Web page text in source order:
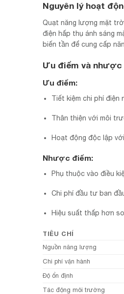
Nguyên lý hoạt
Quạt năng lượng mặt
điện hấp thụ ánh sáng
biến tần để cung cấp
Ưu điểm và nhược
Ưu điểm:
Tiết kiệm chi phí điện
Thân thiện với môi
Hoạt động độc lập
Nhược điểm:
Phụ thuộc vào điều
Chi phí đầu tư ban
Hiệu suất thấp hơn
TIÊU CHÍ
Nguồn năng lượng
Chi phí vận hành
Độ ổn định
Tác động môi trường